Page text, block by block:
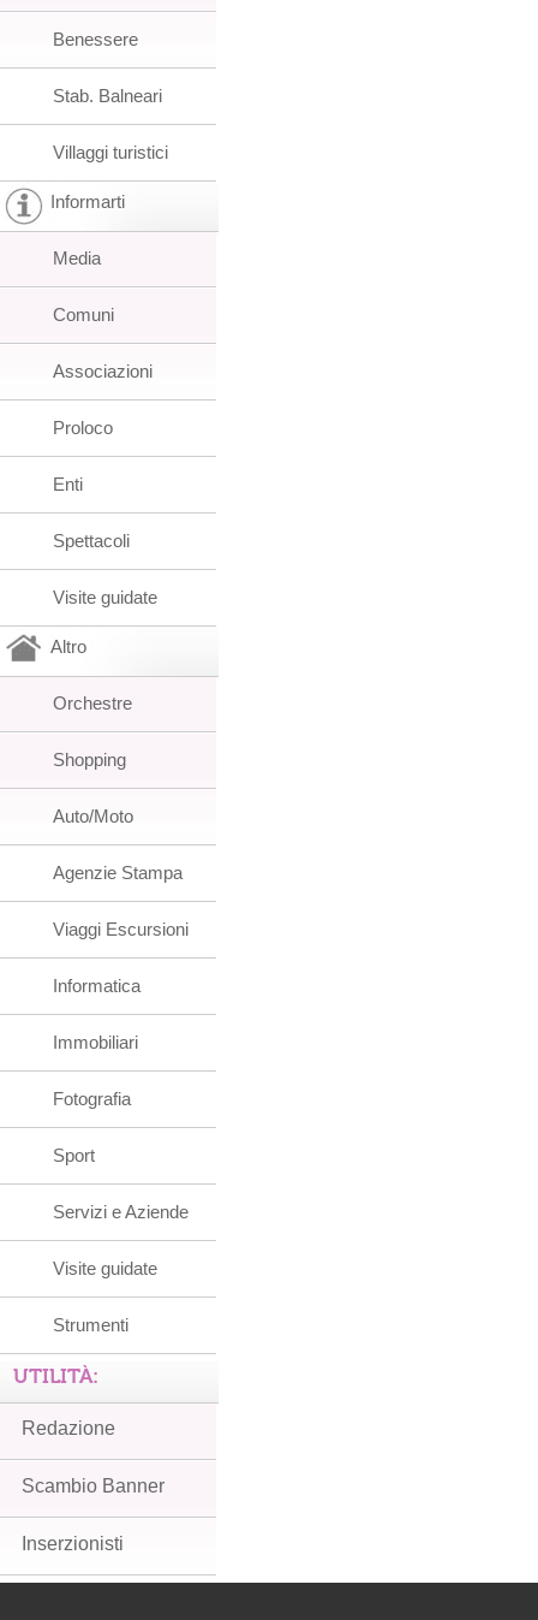
Benessere
Stab. Balneari
Villaggi turistici
Informarti
Media
Comuni
Associazioni
Proloco
Enti
Spettacoli
Visite guidate
Altro
Orchestre
Shopping
Auto/Moto
Agenzie Stampa
Viaggi Escursioni
Informatica
Immobiliari
Fotografia
Sport
Servizi e Aziende
Visite guidate
Strumenti
UTILITÀ:
Redazione
Scambio Banner
Inserzionisti